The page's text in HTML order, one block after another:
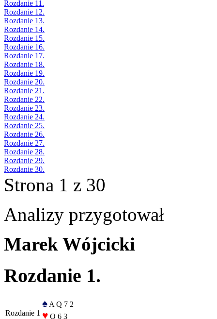
Rozdanie 11.
Rozdanie 12.
Rozdanie 13.
Rozdanie 14.
Rozdanie 15.
Rozdanie 16.
Rozdanie 17.
Rozdanie 18.
Rozdanie 19.
Rozdanie 20.
Rozdanie 21.
Rozdanie 22.
Rozdanie 23.
Rozdanie 24.
Rozdanie 25.
Rozdanie 26.
Rozdanie 27.
Rozdanie 28.
Rozdanie 29.
Rozdanie 30.
Strona 1 z 30
Analizy przygotował
Marek Wójcicki
Rozdanie 1.
Rozdanie 1
♠ A Q 7 2
♥ Q 6 3